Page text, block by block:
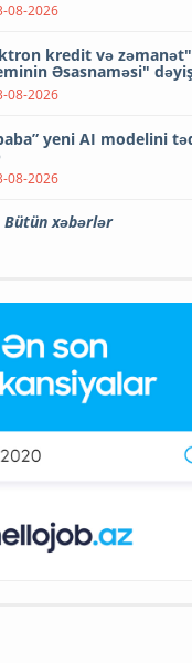
08-2026
kredit və zəmanət"
Əsasnaməsi"
08-2026
yeni AI modelini
08-2026
Bütün xəbərlər